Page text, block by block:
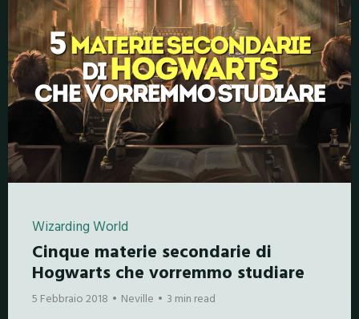
Wizarding World
Cinque materie secondarie di
Hogwarts che vorremmo studiare
5 Febbraio 2018 Neville 3 min read